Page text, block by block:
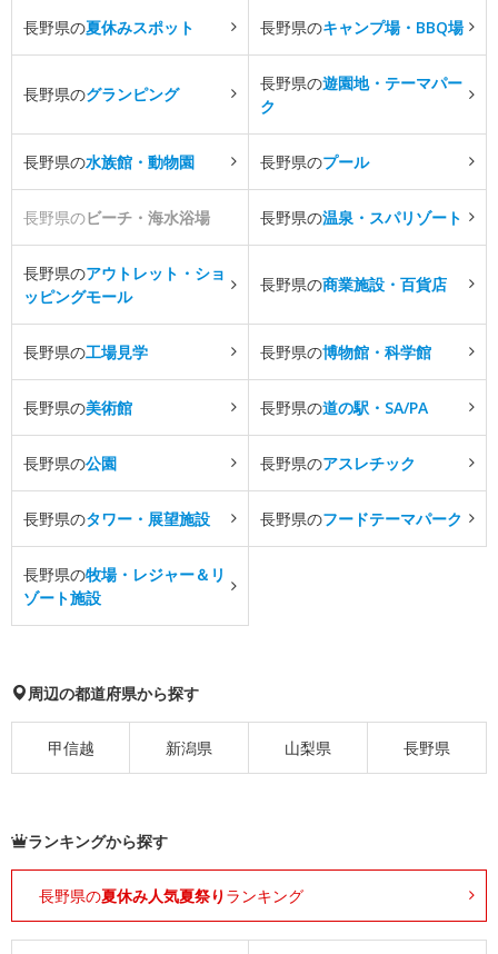
長野県の夏休みスポット 長野県のキャンプ場・BBQ場
長野県のグランピング
長野県の遊園地・テーマパー
ク
長野県の水族館・動物園 長野県のプール
長野県のビーチ・海水浴場 長野県の温泉・スパリゾート
長野県のアウトレット・ショ
ッピングモール
長野県の商業施設・百貨店
長野県の工場見学 長野県の博物館・科学館
長野県の美術館 長野県の道の駅・SA/PA
長野県の公園 長野県のアスレチック
長野県のタワー・展望施設 長野県のフードテーマパーク
長野県の牧場・レジャー＆リ
ゾート施設
周辺の都道府県から探す
甲信越 新潟県 山梨県 長野県
ランキングから探す
長野県の夏休み人気夏祭り ランキング